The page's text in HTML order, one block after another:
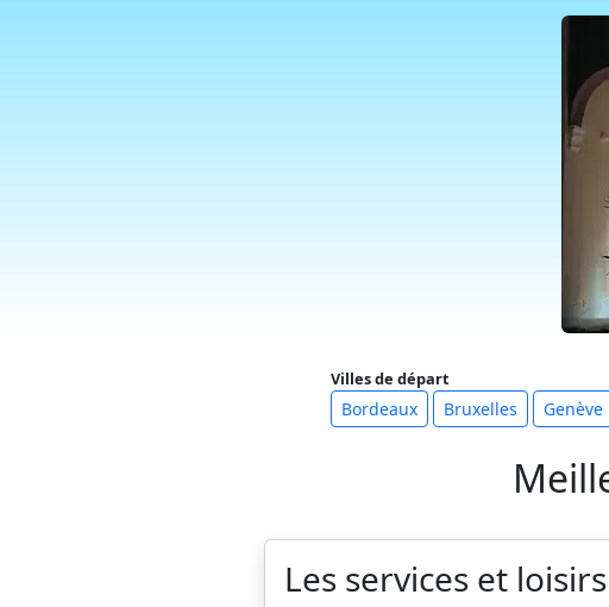
Villes de départ
Bordeaux Bruxelles Genève
Les services et loisirs